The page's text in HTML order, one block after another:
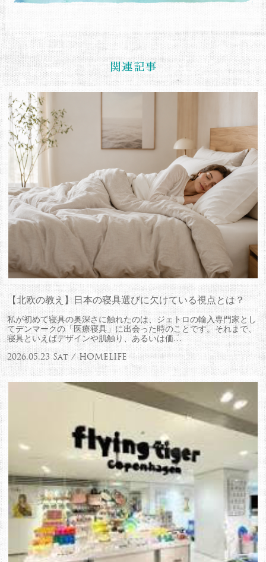
【北欧の教え】日本の寝具選びに欠けている視点とは？
私が初めて寝具の奥深さに触れたのは、ジェトロの輸入専門家とし
てデンマークの「医療寝具」に出会った時のことです。それまで、
寝具といえばデザインや肌触り、あるいは価…
2026.05.23 Sat / HOMELIFE